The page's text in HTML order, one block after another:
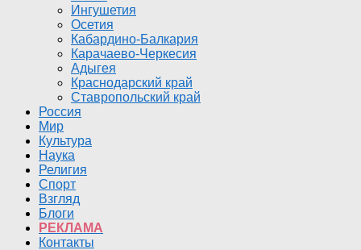
Ингушетия
Осетия
Кабардино-Балкария
Карачаево-Черкесия
Адыгея
Краснодарский край
Ставропольский край
Россия
Мир
Культура
Наука
Религия
Спорт
Взгляд
Блоги
РЕКЛАМА
Контакты